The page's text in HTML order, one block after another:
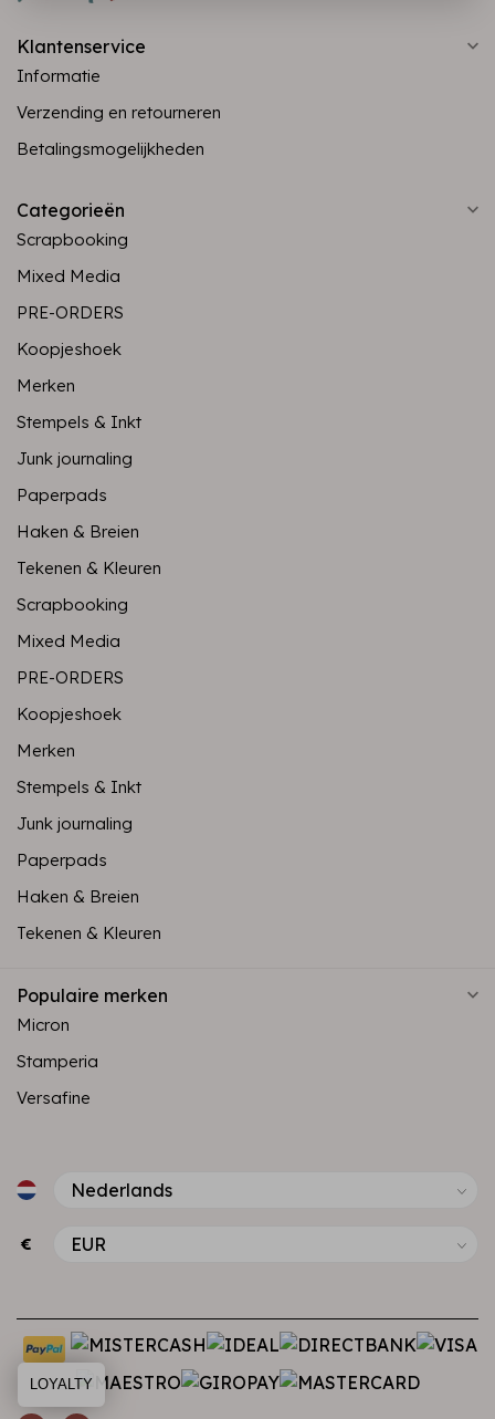
Klantenservice
Informatie
Verzending en retourneren
Betalingsmogelijkheden
Categorieën
Scrapbooking
Mixed Media
PRE-ORDERS
Koopjeshoek
Merken
Stempels & Inkt
Junk journaling
Paperpads
Haken & Breien
Tekenen & Kleuren
Scrapbooking
Mixed Media
PRE-ORDERS
Koopjeshoek
Merken
Stempels & Inkt
Junk journaling
Paperpads
Haken & Breien
Tekenen & Kleuren
Populaire merken
Micron
Stamperia
Versafine
€
LOYALTY